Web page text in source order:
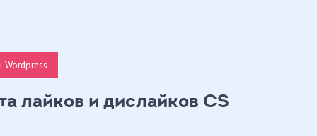
Wordpress
лайков и дислайков CS